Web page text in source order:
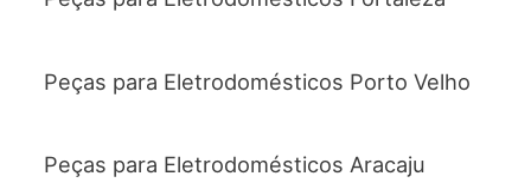
Peças para Eletrodomésticos Porto Velho
Peças para Eletrodomésticos Aracaju